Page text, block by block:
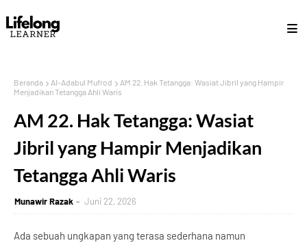
Beranda Al-Adabul Mufrod
AM 22. Hak Tetangga: Wasiat Jibril yang Hampir
Menjadikan Tetangga Ahli Waris
AM 22. Hak Tetangga: Wasiat
Jibril yang Hampir Menjadikan
Tetangga Ahli Waris
Munawir Razak Juni 22, 2026
Ada sebuah ungkapan yang terasa sederhana namun